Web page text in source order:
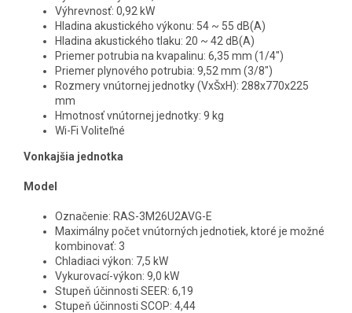
Výhrevnosť: 0,92 kW
Hladina akustického výkonu: 54 ~ 55 dB(A)
Hladina akustického tlaku: 20 ~ 42 dB(A)
Priemer potrubia na kvapalinu: 6,35 mm (1/4")
Priemer plynového potrubia: 9,52 mm (3/8")
Rozmery vnútornej jednotky (VxŠxH): 288x770x225
mm
Hmotnosť vnútornej jednotky: 9 kg
Wi-Fi Voliteľné
Vonkajšia jednotka
Model
Označenie: RAS-3M26U2AVG-E
Maximálny počet vnútorných jednotiek, ktoré je možné
kombinovať: 3
Chladiaci výkon: 7,5 kW
Vykurovací-výkon: 9,0 kW
Stupeň účinnosti SEER: 6,19
Stupeň účinnosti SCOP: 4,44